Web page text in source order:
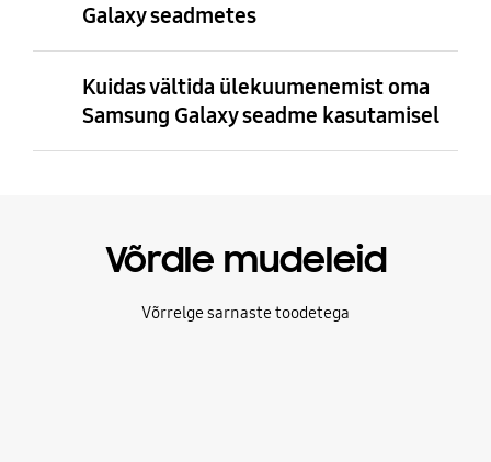
Galaxy seadmetes
Kuidas vältida ülekuumenemist oma
Samsung Galaxy seadme kasutamisel
Võrdle mudeleid
Võrrelge sarnaste toodetega